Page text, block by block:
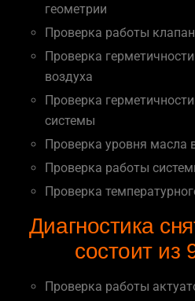
геометрии
Проверка работы
Проверка
воздуха
Проверка
системы
Проверка уровня масла
Проверка работы
Проверка
Диагностика
состоит из
Проверка работы